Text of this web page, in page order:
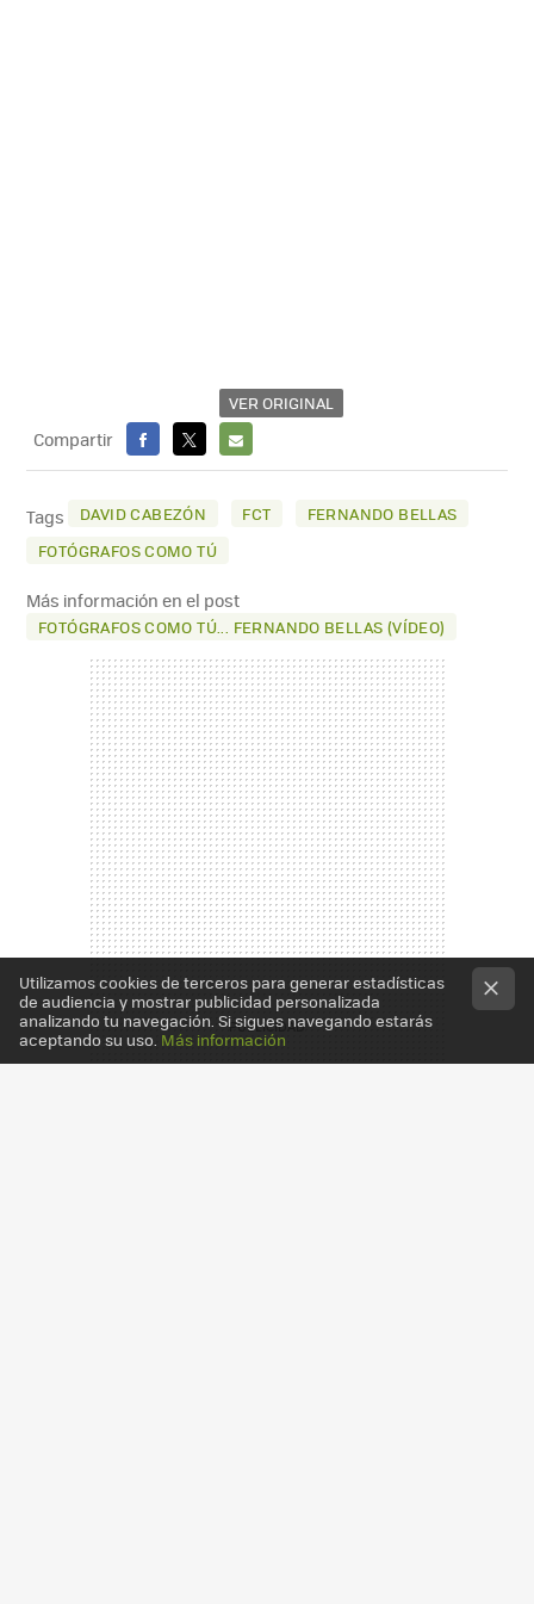
VER ORIGINAL
Compartir
FACEBOOK
X
E-
MAIL
Tags DAVID CABEZÓN FCT
FERNANDO BELLAS
FOTÓGRAFOS COMO TÚ
Más información en el post
FOTÓGRAFOS COMO TÚ... FERNANDO BELLAS (VÍDEO)
Utilizamos cookies de terceros para generar estadísticas
de audiencia y mostrar publicidad personalizada
analizando tu navegación. Si sigues navegando estarás
aceptando su uso. Más información